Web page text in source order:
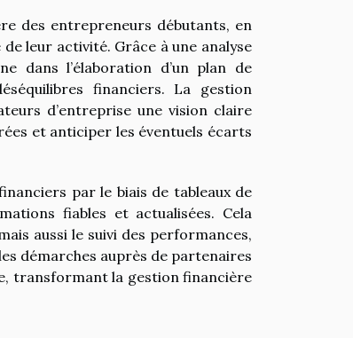
des entrepreneurs débutants, en
leur activité. Grâce à une analyse
dans l’élaboration d’un plan de
financiers. La gestion
d’entreprise une vision claire
et anticiper les éventuels écarts
par le biais de tableaux de
fiables et actualisées. Cela
aussi le suivi des performances,
démarches auprès de partenaires
transformant la gestion financière